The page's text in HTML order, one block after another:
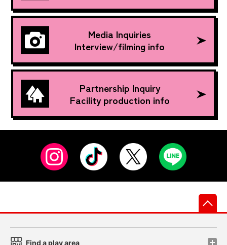
Media Inquiries
Interview/filming info
Partnership Inquiry
Facility production info
Find a play area